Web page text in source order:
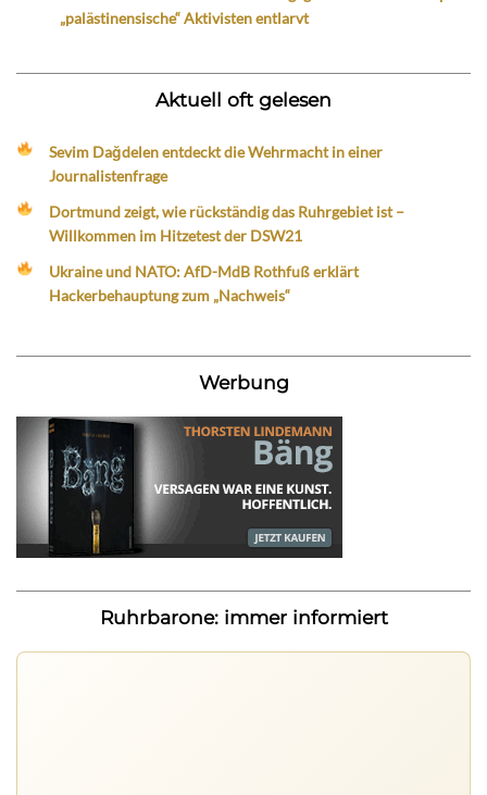
„palästinensische“ Aktivisten entlarvt
Aktuell oft gelesen
Sevim Dağdelen entdeckt die Wehrmacht in einer
Journalistenfrage
Dortmund zeigt, wie rückständig das Ruhrgebiet ist –
Willkommen im Hitzetest der DSW21
Ukraine und NATO: AfD-MdB Rothfuß erklärt
Hackerbehauptung zum „Nachweis“
Werbung
Ruhrbarone: immer informiert